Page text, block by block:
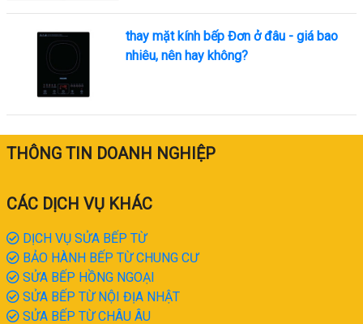
thay mặt kính bếp Đơn ở đâu - giá bao
nhiêu, nên hay không?
THÔNG TIN DOANH NGHIỆP
CÁC DỊCH VỤ KHÁC
DỊCH VỤ SỬA BẾP TỪ
BẢO HÀNH BẾP TỪ CHUNG CƯ
SỬA BẾP HỒNG NGOẠI
SỬA BẾP TỪ NỘI ĐỊA NHẬT
SỬA BẾP TỪ CHÂU ÂU